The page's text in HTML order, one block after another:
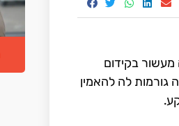
מעשור בקידום
גורמות לה להאמין